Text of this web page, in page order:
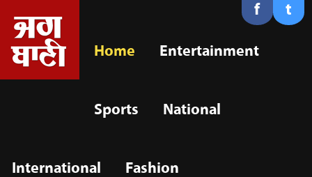
f t
Home Entertainment
Sports National
International Fashion